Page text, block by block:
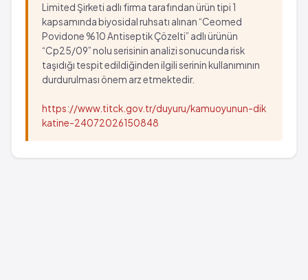
Limited Şirketi adlı firma tarafından ürün tipi 1
kapsamında biyosidal ruhsatı alınan “Ceomed
Povidone %10 Antiseptik Çözelti” adlı ürünün
“Cp25/09” nolu serisinin analizi sonucunda risk
taşıdığı tespit edildiğinden ilgili serinin kullanımının
durdurulması önem arz etmektedir.
https://www.titck.gov.tr/duyuru/kamuoyunun-dik
katine-24072026150848